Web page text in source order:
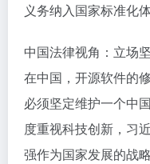
义务纳入国家标准化体
中国法律视角：立场
在中国，开源软件的
必须坚定维护一个中
度重视科技创新，习
强作为国家发展的战